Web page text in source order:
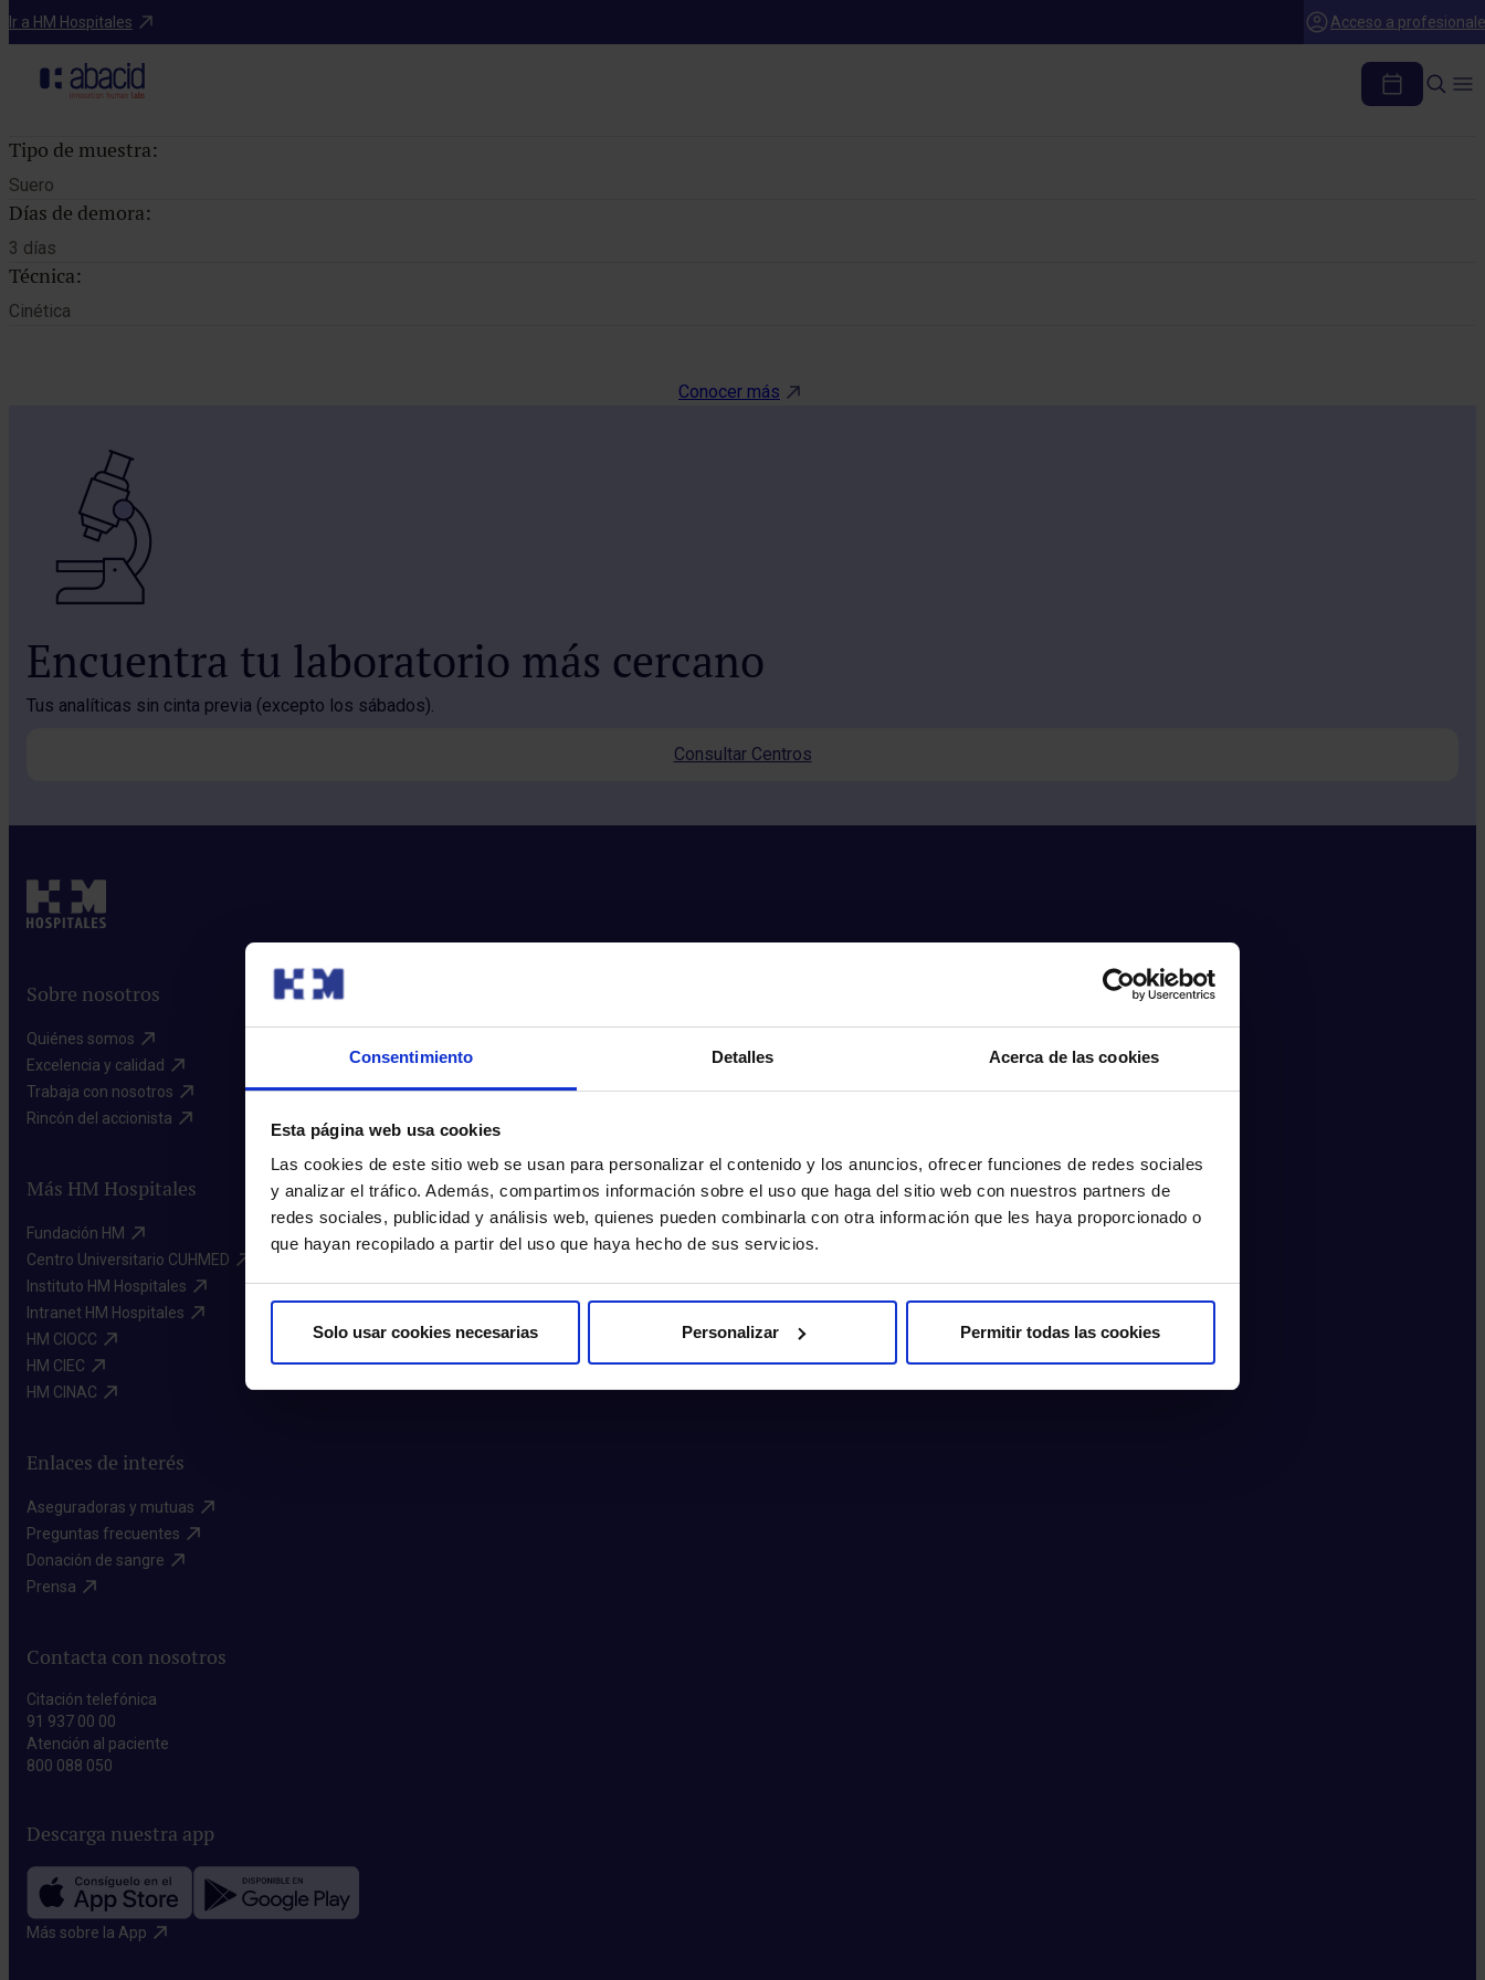
Consentimiento Detalles Acerca de las cookies
Esta página web usa cookies
Las cookies de este sitio web se usan para personalizar el contenido y los anuncios, ofrecer funciones de redes sociales
y analizar el tráfico. Además, compartimos información sobre el uso que haga del sitio web con nuestros partners de
redes sociales, publicidad y análisis web, quienes pueden combinarla con otra información que les haya proporcionado o
que hayan recopilado a partir del uso que haya hecho de sus servicios.
Solo usar cookies necesarias Personalizar Permitir todas las cookies
Ir a HM Hospitales Acceso a
Catálogo de pruebas
TEST DE O´SULLIVAN (CURVA DE GLUCOSA DE 50 g)
Tipo de muestra:
Suero
Días de demora:
3 días
Técnica:
Cinética
Conocer más
Encuentra tu laboratorio más cercano
Tus analíticas sin cinta previa (excepto los sábados).
Consultar Centros
Sobre nosotros
Quiénes somos​
Excelencia y calidad​
Trabaja con nosotros​
Rincón del accionista​
Más HM Hospitales
Fundación HM​
Centro Universitario CUHMED​
Instituto HM Hospitales​
Intranet HM Hospitales​
HM CIOCC​
HM CIEC​
HM CINAC​
Enlaces de interés
Aseguradoras y mutuas​
Preguntas frecuentes​
Donación de sangre​
Prensa​
Contacta con nosotros
Citación telefónica
91 937 00 00
Atención al paciente
800 088 050
Descarga nuestra app
Más sobre la App​